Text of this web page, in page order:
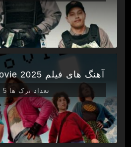
آهنگ های فیلم A Minecraft Movie 2025
تعداد ترک ها 5